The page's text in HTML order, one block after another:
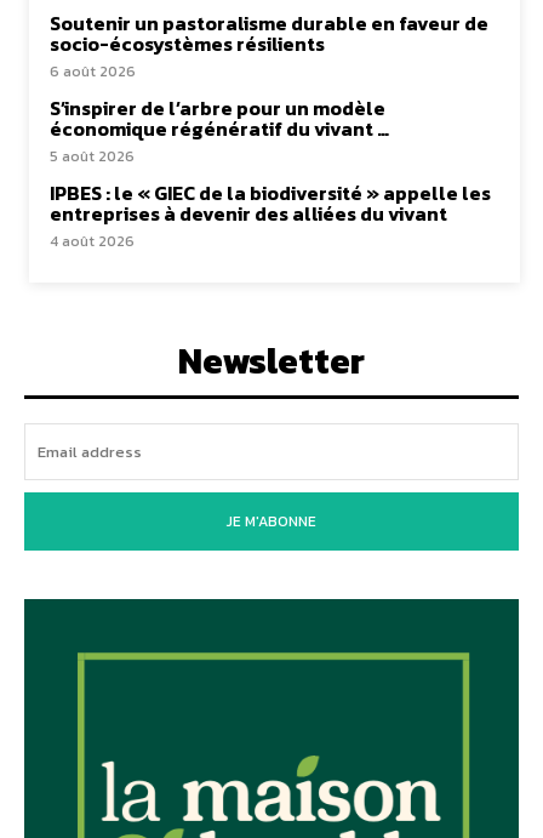
Soutenir un pastoralisme durable en faveur de
socio-écosystèmes résilients
6 août 2026
S’inspirer de l’arbre pour un modèle
économique régénératif du vivant …
5 août 2026
IPBES : le « GIEC de la biodiversité » appelle les
entreprises à devenir des alliées du vivant
4 août 2026
Newsletter
JE M'ABONNE